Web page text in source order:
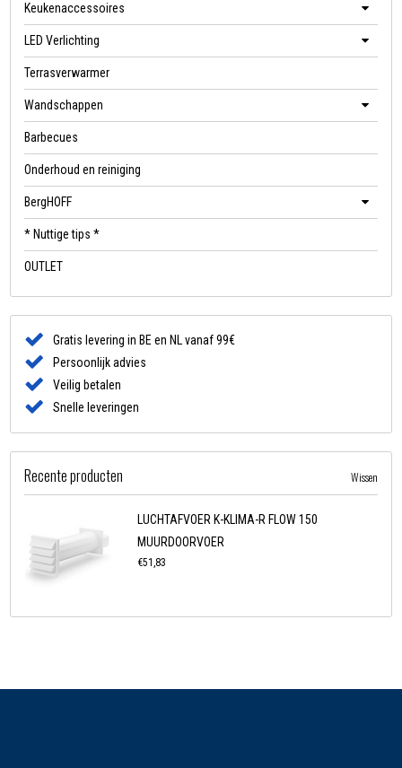
Keukenaccessoires
LED Verlichting
Terrasverwarmer
Wandschappen
Barbecues
Onderhoud en reiniging
BergHOFF
* Nuttige tips *
OUTLET
Gratis levering in BE en NL vanaf 99€
Persoonlijk advies
Veilig betalen
Snelle leveringen
Recente producten Wissen
LUCHTAFVOER K-KLIMA-R FLOW 150
MUURDOORVOER
€51,83